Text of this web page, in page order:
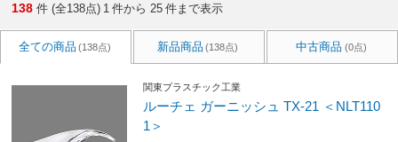
138 件 (全138点) 1 件から 25 件まで表示
全ての商品 (138点) 新品商品 (138点) 中古商品 (0点)
関東プラスチック工業
ルーチェ ガーニッシュ TX-21 ＜NLT110
1＞